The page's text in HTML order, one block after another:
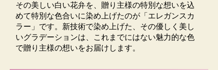
その美しい白い花弁を、贈り主様の特別な想いを込
めて特別な色合いに染め上げたのが「エレガンスカ
ラー」です。新技術で染め上げた、その優しく美し
いグラデーションは、これまでにはない魅力的な色
で贈り主様の想いをお届けします。